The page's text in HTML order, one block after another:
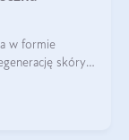
w formie
skóry i